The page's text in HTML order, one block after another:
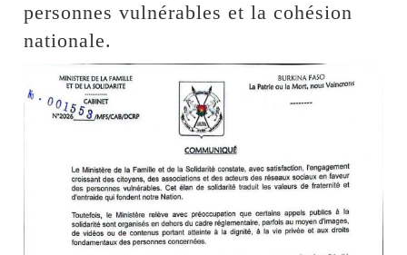
personnes vulnérables et la cohésion
nationale.